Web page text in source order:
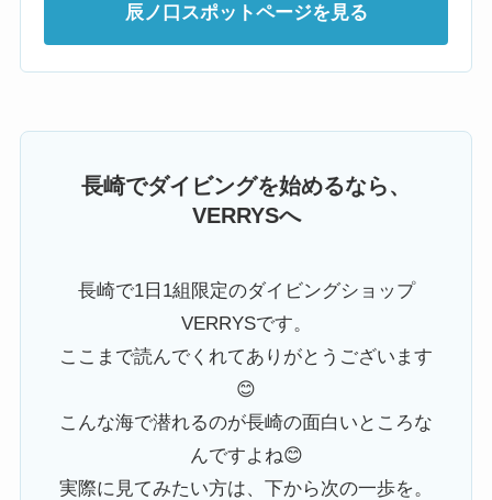
辰ノ口スポットページを見る
長崎でダイビングを始めるなら、
VERRYSへ
長崎で1日1組限定のダイビングショップ
VERRYSです。
ここまで読んでくれてありがとうございます
😊
こんな海で潜れるのが長崎の面白いところな
んですよね😊
実際に見てみたい方は、下から次の一歩を。